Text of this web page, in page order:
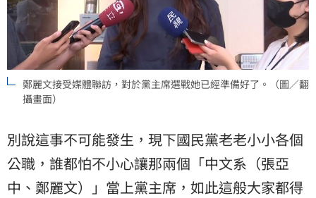
鄭麗文接受媒體聯訪，對於黨主席選戰她已經準備好了。（圖／翻
攝畫面）
別說這事不可能發生，現下國民黨老老小小各個
公職，誰都怕不小心讓那兩個「中文系（張亞
中、鄭麗文）」當上黨主席，如此這般大家都得